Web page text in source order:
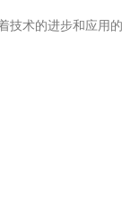
技术的进步和应用